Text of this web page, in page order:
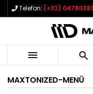
Telefon: (+33)
 
MAXTONIZED-MENÜ